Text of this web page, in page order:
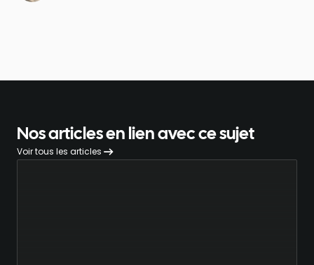
Nos articles en lien avec ce sujet
Voir tous les articles